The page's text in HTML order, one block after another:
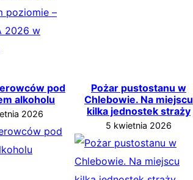
pod
alkoholu
2026
Pożar pustostanu w
Chlebowie. Na miejscu
kilka jednostek straży
5 kwietnia 2026